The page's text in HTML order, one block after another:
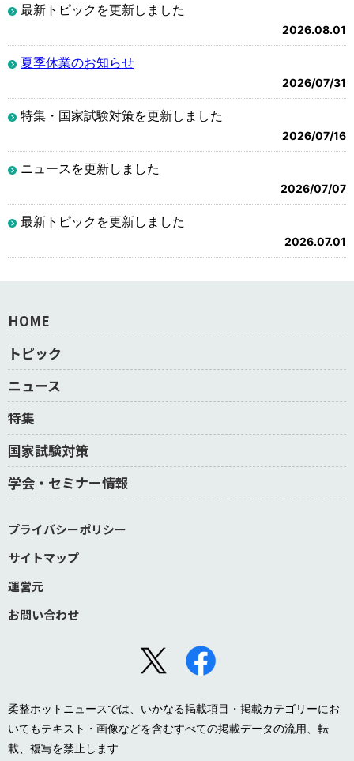
最新トピックを更新しました
2026.08.01
夏季休業のお知らせ
2026/07/31
特集・国家試験対策を更新しました
2026/07/16
ニュースを更新しました
2026/07/07
最新トピックを更新しました
2026.07.01
HOME
トピック
ニュース
特集
国家試験対策
学会・セミナー情報
プライバシーポリシー
サイトマップ
運営元
お問い合わせ
柔整ホットニュースでは、いかなる掲載項目・掲載カテゴリーにお
いてもテキスト・画像などを含むすべての掲載データの流用、転
載、複写を禁止します